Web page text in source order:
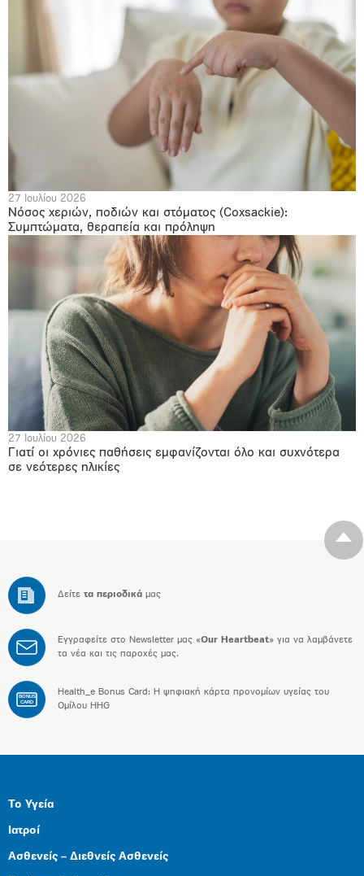
27 Ιουλίου 2026
Νόσος χεριών, ποδιών και στόματος (Coxsackie):
Συμπτώματα, θεραπεία και πρόληψη
27 Ιουλίου 2026
Γιατί οι χρόνιες παθήσεις εμφανίζονται όλο και συχνότερα
σε νεότερες ηλικίες
Δείτε τα περιοδικά μας
Εγγραφείτε στο Newsletter μας «Our Heartbeat» για να λαμβάνετε
τα νέα και τις παροχές μας.
BONUS
CARD
Health_e Bonus Card: H ψηφιακή κάρτα προνομίων υγείας του
Ομίλου HHG
Το Υγεία
Ιατροί
Ασθενείς – Διεθνείς Ασθενείς